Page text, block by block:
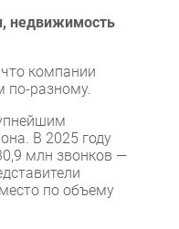
недвижимость
компании
по-разному.
В 2025 году
млн звонков —
по объему